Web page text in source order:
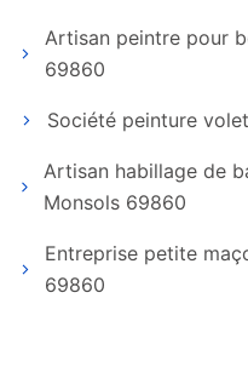
Artisan peintre pour
69860
Société peinture
Artisan habillage de
Monsols 69860
Entreprise petite
69860